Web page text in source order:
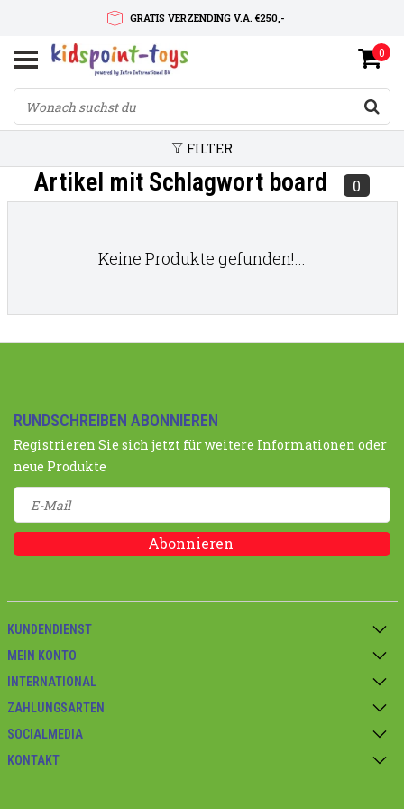
GRATIS VERZENDING V.A. €250,-
SNELLE LEVERTIJD
SERVICE OP MAAT
0
FILTER
Artikel mit Schlagwort board 0
Keine Produkte gefunden!...
RUNDSCHREIBEN ABONNIEREN
Registrieren Sie sich jetzt für weitere Informationen oder
neue Produkte
Abonnieren
KUNDENDIENST
MEIN KONTO
INTERNATIONAL
ZAHLUNGSARTEN
SOCIALMEDIA
KONTAKT